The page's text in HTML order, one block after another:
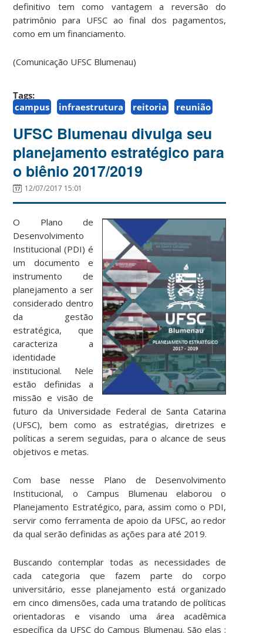
definitivo tem como vantagem a reversão do
patrimônio para UFSC ao final dos pagamentos,
como em um financiamento.
(Comunicação UFSC Blumenau)
Tags:
campus
infraestrutura reitoria reunião
UFSC Blumenau divulga seu
planejamento estratégico para
o biênio 2017/2019
12/07/2017 15:01
O Plano de
Desenvolvimento
Institucional (PDI) é
um documento e
instrumento de
planejamento a ser
considerado dentro
da gestão
estratégica, que
caracteriza a
identidade
institucional. Nele
estão definidas a
missão e visão de
futuro da Universidade Federal de Santa Catarina
(UFSC), bem como as estratégias, diretrizes e
políticas a serem seguidas, para o alcance de seus
objetivos e metas.
Com base nesse Plano de Desenvolvimento
Institucional, o Campus Blumenau elaborou o
Planejamento Estratégico, para, assim como o PDI,
servir como ferramenta de apoio da UFSC, ao redor
da qual serão definidas as ações para até 2019.
Buscando contemplar todas as necessidades de
cada categoria que fazem parte do corpo
universitário, esse planejamento está organizado
em cinco dimensões, cada uma tratando de políticas
orientadoras e visando uma área acadêmica
específica da UFSC do Campus Blumenau. São elas :